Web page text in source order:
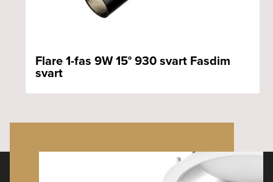
Flare 1-fas 9W 15° 930 svart Fasdim
svart